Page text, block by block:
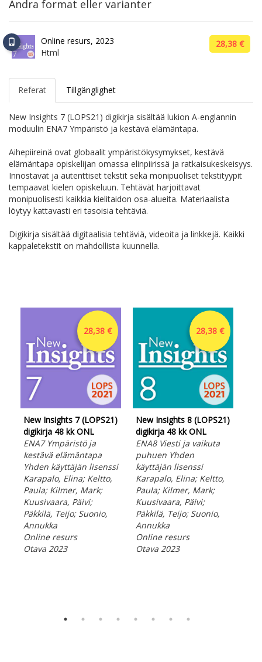
Andra format eller varianter
Online resurs, 2023
Html
28,38 €
Referat Tillgänglighet
New Insights 7 (LOPS21) digikirja sisältää lukion A-englannin
moduulin ENA7 Ympäristö ja kestävä elämäntapa.
Aihepiireinä ovat globaalit ympäristökysymykset, kestävä
elämäntapa opiskelijan omassa elinpiirissä ja ratkaisukeskeisyys.
Innostavat ja autenttiset tekstit sekä monipuoliset tekstityypit
tempaavat kielen opiskeluun. Tehtävät harjoittavat
monipuolisesti kaikkia kielitaidon osa-alueita. Materiaalista
löytyy kattavasti eri tasoisia tehtäviä.
Digikirja sisältää digitaalisia tehtäviä, videoita ja linkkejä. Kaikki
kappaletekstit on mahdollista kuunnella.
28,38 €
New Insights 7 (LOPS21)
digikirja 48 kk ONL
ENA7 Ympäristö ja
kestävä elämäntapa
Yhden käyttäjän lisenssi
Karapalo, Elina; Keltto,
Paula; Kilmer, Mark;
Kuusivaara, Päivi;
Päkkilä, Teijo; Suonio,
Annukka
Online resurs
Otava 2023
28,38 €
New Insights 8 (LOPS21)
digikirja 48 kk ONL
ENA8 Viesti ja vaikuta
puhuen Yhden
käyttäjän lisenssi
Karapalo, Elina; Keltto,
Paula; Kilmer, Mark;
Kuusivaara, Päivi;
Päkkilä, Teijo; Suonio,
Annukka
Online resurs
Otava 2023